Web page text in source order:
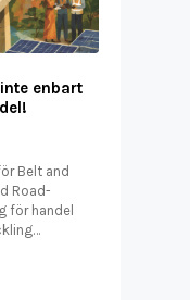
enbart
Belt and
Road-
för handel